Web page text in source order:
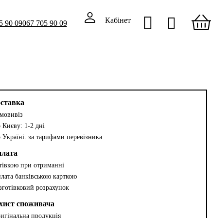
1-2 дні
за тарифами перевізника
при отриманні
банківською карткою
розрахунок
споживача
продукція
90 09067 705 90 09 Кабінет